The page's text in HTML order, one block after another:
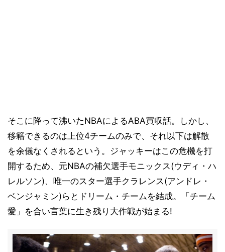
そこに降って沸いたNBAによるABA買収話。しかし、
移籍できるのは上位4チームのみで、それ以下は解散
を余儀なくされるという。ジャッキーはこの危機を打
開するため、元NBAの補欠選手モニックス(ウディ・ハ
レルソン)、唯一のスター選手クラレンス(アンドレ・
ベンジャミン)らとドリーム・チームを結成。「チーム
愛」を合い言葉に生き残り大作戦が始まる!